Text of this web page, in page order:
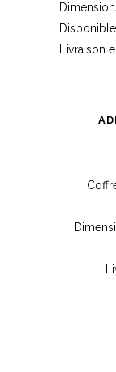
Livraison